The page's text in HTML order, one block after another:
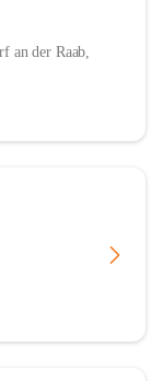
an der Raab,